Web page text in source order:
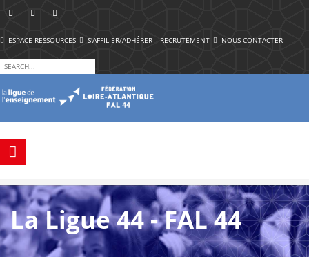
ESPACE RESSOURCES S'AFFILIER/ADHÉRER RECRUTEMENT NOUS CONTACTER
La Ligue 44 - FAL 44